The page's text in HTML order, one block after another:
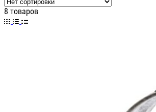
8 товаров